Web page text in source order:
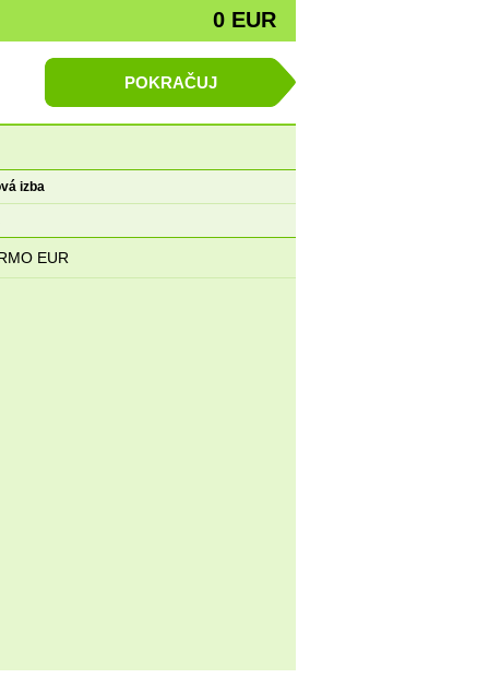
0 EUR
POKRAČUJ
izba
EUR
Priezvisko *
/